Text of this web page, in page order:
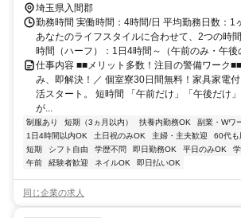
町エリア
埼玉県入間郡
勤務時間 実働時間：4時間/日 平均勤務日数：1
あなたのライフスタイルに合わせて、2つの時
時間（ハーフ）：1日4時間～（午前のみ・午後
仕事内容 ■■メリット多数！注目の警備ワーク
み、即解決！／ 個室寮30日間無料！家具家電
活スタート。 短時間 「午前だけ」「午後だけ
が...
制服あり 短期（3ヵ月以内） 扶養内勤務OK
副業・Wワ
1日4時間以内OK
土日祝のみOK 主婦・主夫歓迎 60代も
短期
シフト自由 学歴不問 即日勤務OK 平日のみOK
午前
経験者歓迎 ネイルOK 即日払いOK
同じ企業の求人